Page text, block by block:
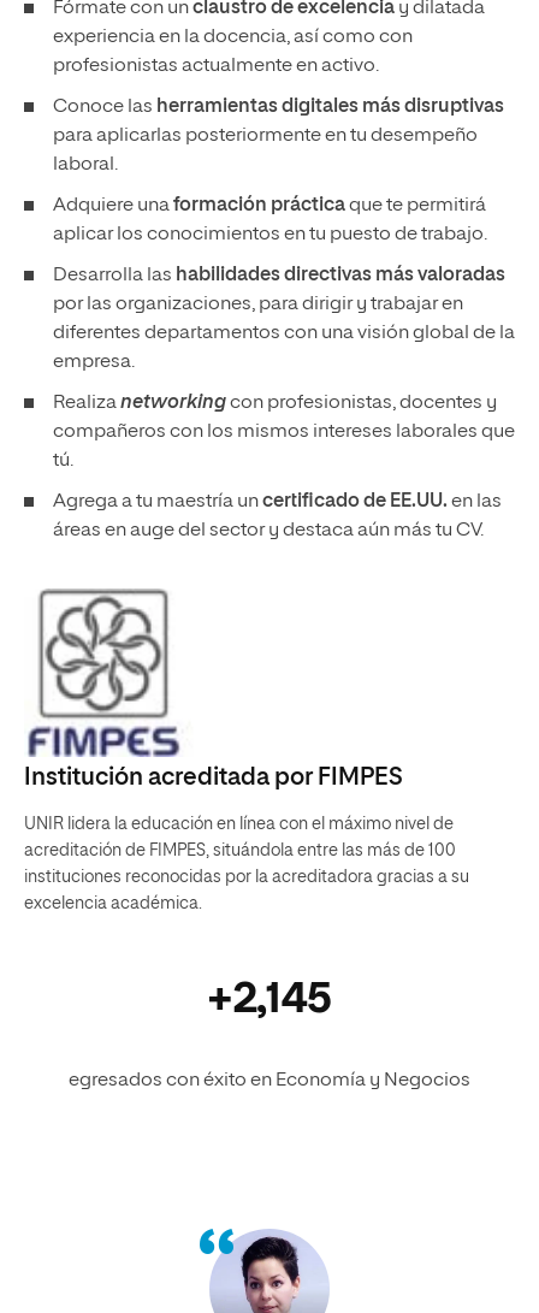
Fórmate con unclaustro de excelencia y dilatada
experiencia en la docencia, así como con
profesionistas actualmente en activo.
Conoce las herramientas digitales más disruptivas
para aplicarlas posteriormente en tu desempeño
laboral.
Adquiere unaformación prácticaque te permitirá
aplicar los conocimientos en tu puesto de trabajo.
Desarrolla las habilidades directivas más valoradas
por las organizaciones, para dirigir y trabajar en
diferentes departamentos con una visión global de la
empresa.
Realizanetworkingcon profesionistas, docentes y
compañeros con los mismos intereses laborales que
tú.
Agrega a tu maestría uncertificado de EE.UU. en las
áreas en auge del sector y destaca aún más tu CV.
Institución acreditada por FIMPES
UNIR lidera la educación en línea con el máximo nivel de
acreditación de FIMPES, situándola entre las más de 100
instituciones reconocidas por la acreditadora gracias a su
excelencia académica.
+2,145
egresados con éxito en Economía y Negocios